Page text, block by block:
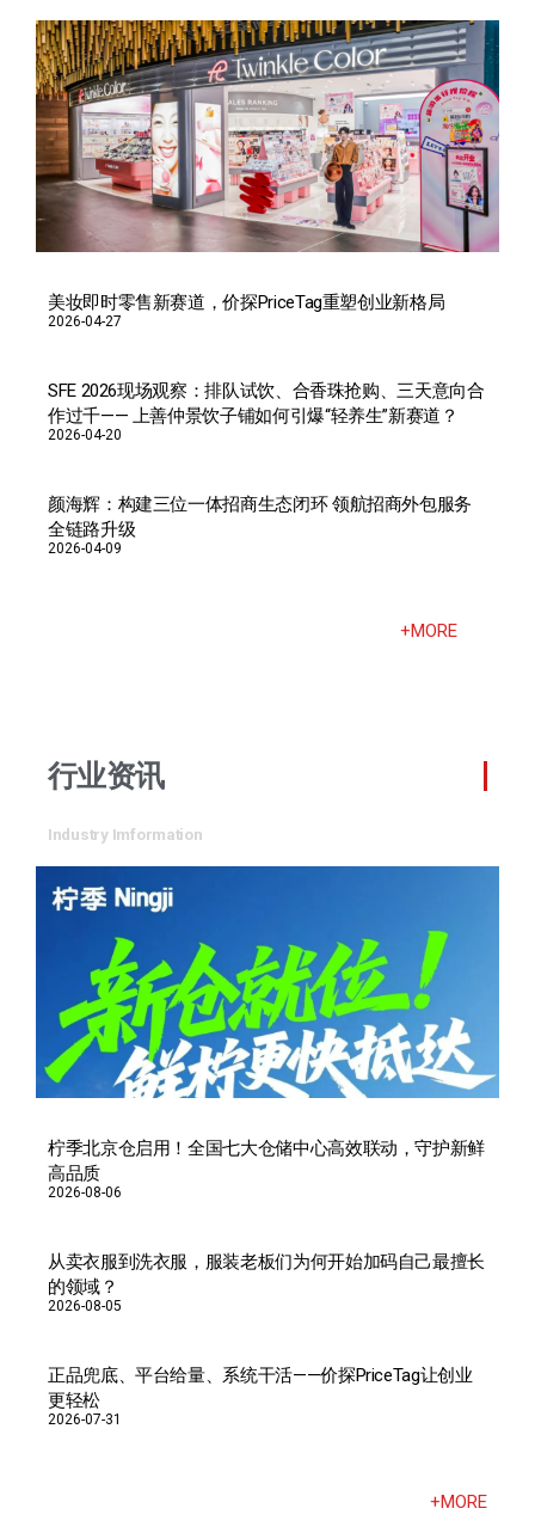
美妆即时零售新赛道，价探PriceTag重塑创业新格局
2026-04-27
SFE 2026现场观察：排队试饮、合香珠抢购、三天意向合
作过千—— 上善仲景饮子铺如何引爆“轻养生”新赛道？
2026-04-20
颜海辉：构建三位一体招商生态闭环 领航招商外包服务
全链路升级
2026-04-09
+MORE
行业资讯
Industry Imformation
柠季北京仓启用！全国七大仓储中心高效联动，守护新鲜
高品质
2026-08-06
从卖衣服到洗衣服，服装老板们为何开始加码自己最擅长
的领域？
2026-08-05
正品兜底、平台给量、系统干活——价探PriceTag让创业
更轻松
2026-07-31
+MORE